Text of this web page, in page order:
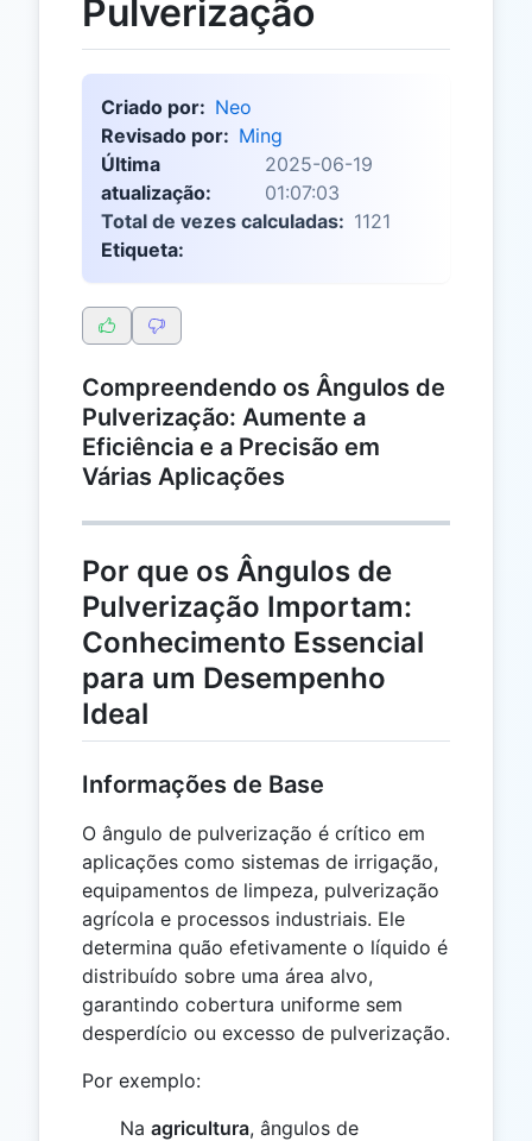
Pulverização
Criado por: Neo
Revisado por: Ming
Última
atualização:
2025-06-19
01:07:03
Total de vezes calculadas: 1121
Etiqueta:
Compreendendo os Ângulos de
Pulverização: Aumente a
Eficiência e a Precisão em
Várias Aplicações
Por que os Ângulos de
Pulverização Importam:
Conhecimento Essencial
para um Desempenho
Ideal
Informações de Base
O ângulo de pulverização é crítico em
aplicações como sistemas de irrigação,
equipamentos de limpeza, pulverização
agrícola e processos industriais. Ele
determina quão efetivamente o líquido é
distribuído sobre uma área alvo,
garantindo cobertura uniforme sem
desperdício ou excesso de pulverização.
Por exemplo:
Na agricultura, ângulos de